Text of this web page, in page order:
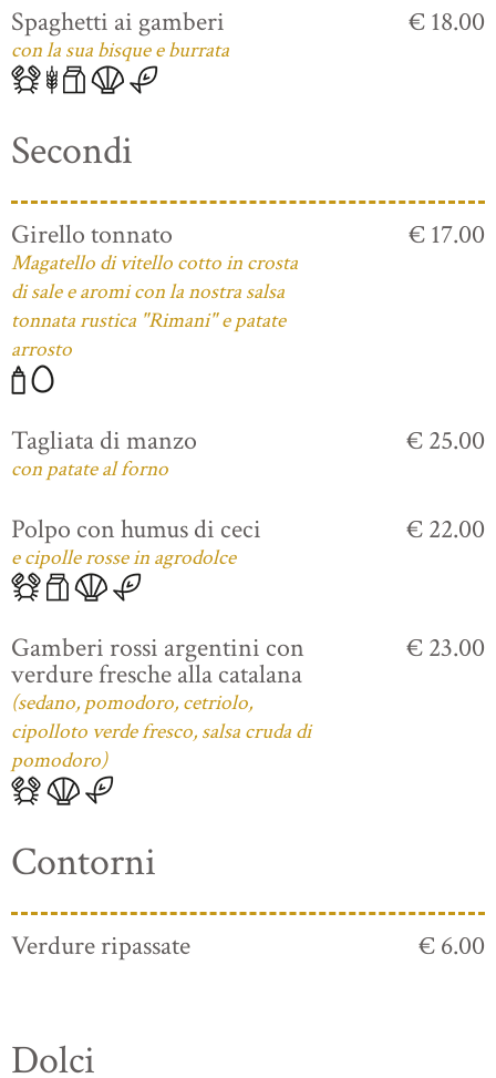
Spaghetti ai gamberi
con la sua bisque e burrata
€ 18.00
Secondi
Girello tonnato
Magatello di vitello cotto in crosta
di sale e aromi con la nostra salsa
tonnata rustica "Rimani" e patate
arrosto
€ 17.00
Tagliata di manzo
con patate al forno
€ 25.00
Polpo con humus di ceci
e cipolle rosse in agrodolce
€ 22.00
Gamberi rossi argentini con
verdure fresche alla catalana
(sedano, pomodoro, cetriolo,
cipolloto verde fresco, salsa cruda di
pomodoro)
€ 23.00
Contorni
Verdure ripassate € 6.00
Dolci